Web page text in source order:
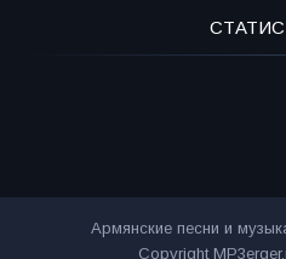
Армянские песни и
Copyright